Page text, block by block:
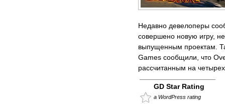
Недавно девелоперы
совершено новую игру,
выпущенным проектам.
Games сообщили, что
рассчитанным на
GD Star Rating
a WordPress rating